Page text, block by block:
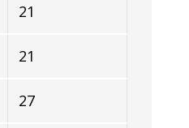
21
21
27